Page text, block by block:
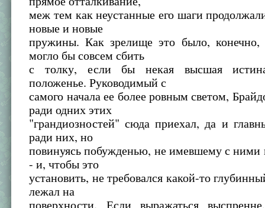
меж тем как неустанные его шаги
новые и новые
пружины. Как зрелище это было, конечно,
могло бы совсем сбить
с толку, если бы некая высшая
положенье. Руководимый с
самого начала ее более ровным светом,
ради одних этих
"грандиозностей" сюда приехал, да и
ради них, но
повинуясь побужденью, не имевшему с ними
- и, чтобы это
установить, не требовался какой-то
лежал на
поверхности. Если выражаться